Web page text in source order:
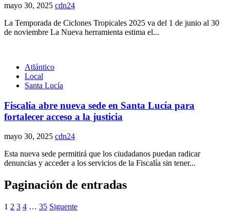
mayo 30, 2025 cdn24
La Temporada de Ciclones Tropicales 2025 va del 1 de junio al 30
de noviembre La Nueva herramienta estima el...
Atlántico
Local
Santa Lucía
Fiscalía abre nueva sede en Santa Lucía para
fortalecer acceso a la justicia
mayo 30, 2025 cdn24
Esta nueva sede permitirá que los ciudadanos puedan radicar
denuncias y acceder a los servicios de la Fiscalía sin tener...
Paginación de entradas
1 2 3 4 … 35 Siguente